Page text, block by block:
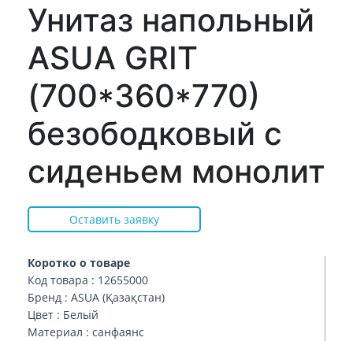
Унитаз напольный
ASUA GRIT
(700*360*770)
безободковый с
сиденьем монолит
Коротко о товаре
Код товара : 12655000
Бренд : ASUA (Қазақстан)
Цвет : Белый
Материал : санфаянс
Оставить заявку